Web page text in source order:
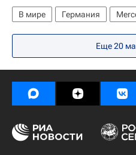
В мире Германия
Bayer
Adidas AG
Еще 20